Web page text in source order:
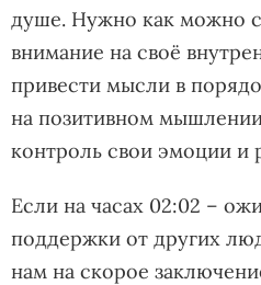
душе. Нужно как можно
внимание на своё
привести мысли в
на позитивном
контроль свои эмоции и
Если на часах 02:02 –
поддержки от других
нам на скорое